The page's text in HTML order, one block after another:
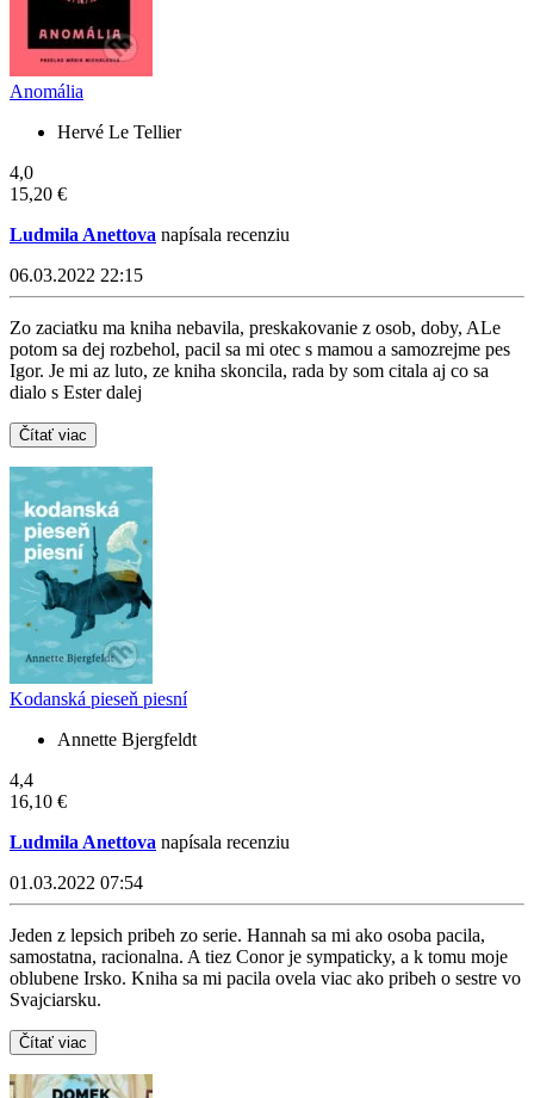
Anomália
Hervé Le Tellier
4,0
15,20 €
Ludmila Anettova napísala recenziu
06.03.2022 22:15
Zo zaciatku ma kniha nebavila, preskakovanie z osob, doby, ALe
potom sa dej rozbehol, pacil sa mi otec s mamou a samozrejme pes
Igor. Je mi az luto, ze kniha skoncila, rada by som citala aj co sa
dialo s Ester dalej
Čítať viac
Kodanská pieseň piesní
Annette Bjergfeldt
4,4
16,10 €
Ludmila Anettova napísala recenziu
01.03.2022 07:54
Jeden z lepsich pribeh zo serie. Hannah sa mi ako osoba pacila,
samostatna, racionalna. A tiez Conor je sympaticky, a k tomu moje
oblubene Irsko. Kniha sa mi pacila ovela viac ako pribeh o sestre vo
Svajciarsku.
Čítať viac